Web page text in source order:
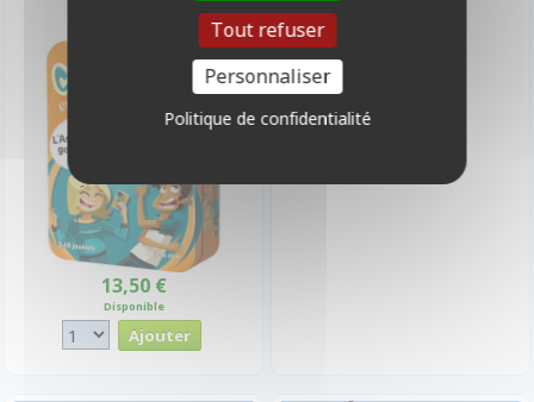
13,50 €
Disponible
Tout refuser
Personnaliser
Politique de confidentialité